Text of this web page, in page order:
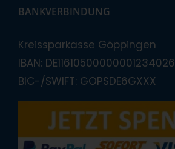
BANKVERBINDUNG
Kreissparkasse Göppingen
IBAN: DE11610500000001234026
BIC-/SWIFT: GOPSDE6GXXX